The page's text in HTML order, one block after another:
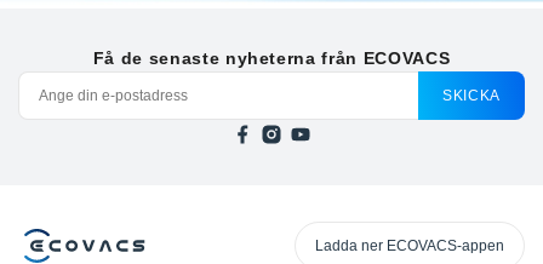
Få de senaste nyheterna från ECOVACS
SKICKA
Ladda ner ECOVACS-appen